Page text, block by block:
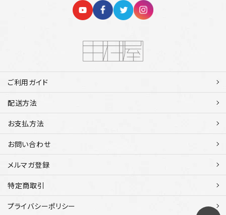
ご利用ガイド
配送方法
お支払方法
お問い合わせ
メルマガ登録
特定商取引
プライバシーポリシー